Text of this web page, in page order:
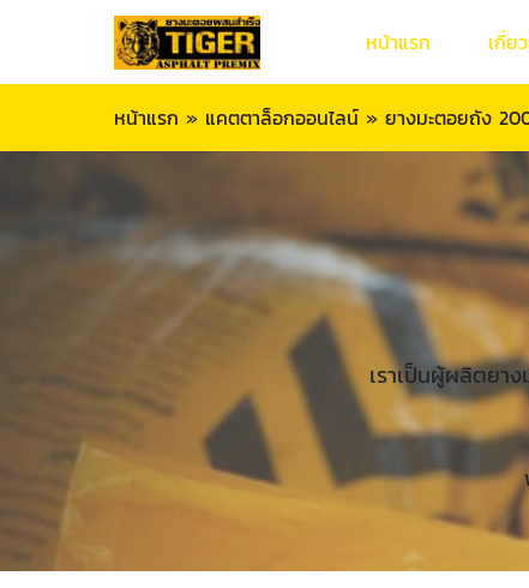
หน้าแรก เกี่ย
หน้าแรก » แคตตาล็อกออนไลน์ » ยางมะตอยถัง
เราเป็นผู้ผลิตยา